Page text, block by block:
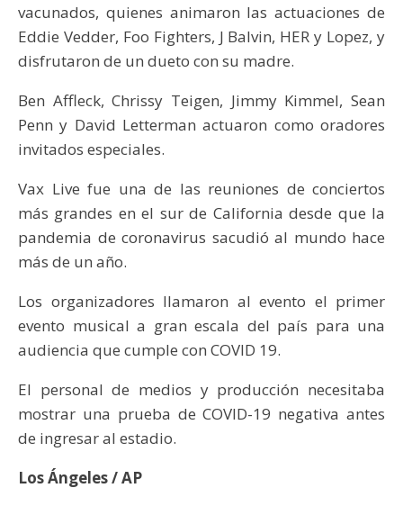
vacunados, quienes animaron las actuaciones de
Eddie Vedder, Foo Fighters, J Balvin, HER y Lopez, y
disfrutaron de un dueto con su madre.
Ben Affleck, Chrissy Teigen, Jimmy Kimmel, Sean
Penn y David Letterman actuaron como oradores
invitados especiales.
Vax Live fue una de las reuniones de conciertos
más grandes en el sur de California desde que la
pandemia de coronavirus sacudió al mundo hace
más de un año.
Los organizadores llamaron al evento el primer
evento musical a gran escala del país para una
audiencia que cumple con COVID 19.
El personal de medios y producción necesitaba
mostrar una prueba de COVID-19 negativa antes
de ingresar al estadio.
Los Ángeles / AP